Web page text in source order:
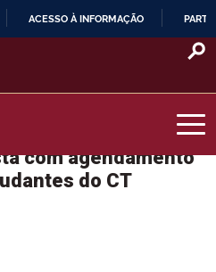
O
ACESSO À INFORMAÇÃO
com agendamento
do CT